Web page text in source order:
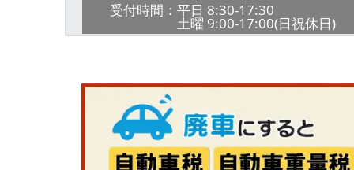
受付時間：平日 8:30-17:30
土曜 9:00-17:00(日祝休日)